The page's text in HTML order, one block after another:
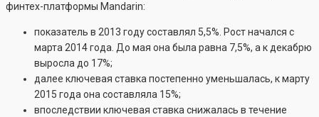
финтех-платформы Mandarin:
показатель в 2013 году составлял 5,5%. Рост начался с
марта 2014 года. До мая она была равна 7,5%, а к декабрю
выросла до 17%;
далее ключевая ставка постепенно уменьшалась, к марту
2015 года она составляла 15%;
впоследствии ключевая ставка снижалась в течение